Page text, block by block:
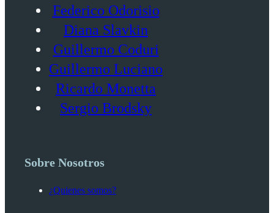
Federico Odorisio
Diana Slavkin
Guillermo Coduri
Guillermo Luciano
Ricardo Monetta
Sergio Brodsky
Sobre Nosotros
¿Quienes somos?